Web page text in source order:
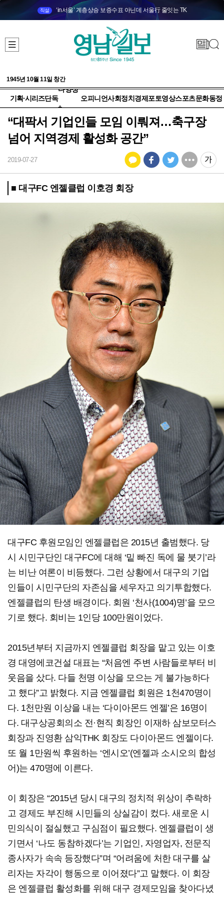
직설 ‘in서울’ 계층상승 보증수표 아닌데 서울行 줄잇는 TK
1945년 10월 11일 창간
기획·시리즈단독
다양성
+
오피니언사회정치 경제 포토영상스포츠문화동정
“대팍서 기업인들 모임 이뤄져…축구장
넘어 지역경제 활성화 공간”
2019-07-27
■ 대구FC 엔젤클럽 이호경 회장
대구FC 후원모임인 엔젤클럽은 2015년 출범했다. 당
시 시민구단인 대구FC에 대해 ‘밑 빠진 독에 물 붓기’라
는 비난 여론이 비등했다. 그런 상황에서 대구의 기업
인들이 시민구단의 자존심을 세우자고 의기투합했다.
엔젤클럽의 탄생 배경이다. 회원 ‘천사(1004)명’을 모으
기로 했다. 회비는 1인당 100만원이었다.
2015년부터 지금까지 엔젤클럽 회장을 맡고 있는 이호
경 대영에코건설 대표는 “처음엔 주변 사람들로부터 비
웃음을 샀다. 다들 천명 이상을 모으는 게 불가능하다
고 했다”고 밝혔다. 지금 엔젤클럽 회원은 1천470명이
다. 1천만원 이상을 내는 ‘다이아몬드 엔젤’은 16명이
다. 대구상공회의소 전·현직 회장인 이재하 삼보모터스
회장과 진영환 삼익THK 회장도 다이아몬드 엔젤이다.
또 월 1만원씩 후원하는 ‘엔시오’(엔젤과 소시오의 합성
어)는 470명에 이른다.
이 회장은 “2015년 당시 대구의 정치적 위상이 추락하
고 경제도 부진해 시민들의 상실감이 컸다. 새로운 시
민의식이 절실했고 구심점이 필요했다. 엔젤클럽이 생
기면서 ‘나도 동참하겠다’는 기업인, 자영업자, 전문직
종사자가 속속 등장했다”며 “어려움에 처한 대구를 살
리자는 자각이 행동으로 이어졌다”고 말했다. 이 회장
은 엔젤클럽 활성화를 위해 대구 경제모임을 찾아다녔